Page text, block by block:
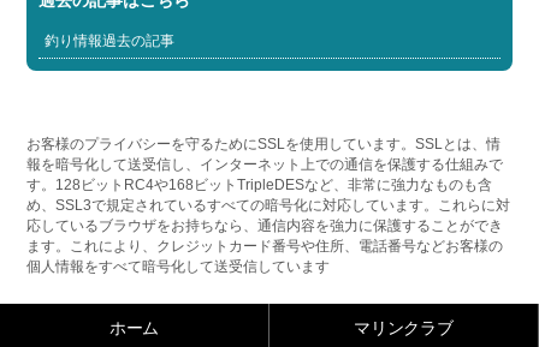
釣り情報過去の記事
お客様のプライバシーを守るためにSSLを使用しています。SSLとは、情
報を暗号化して送受信し、インターネット上での通信を保護する仕組みで
す。128ビットRC4や168ビットTripleDESなど、非常に強力なものも含
め、SSL3で規定されているすべての暗号化に対応しています。これらに対
応しているブラウザをお持ちなら、通信内容を強力に保護することができ
ます。これにより、クレジットカード番号や住所、電話番号などお客様の
個人情報をすべて暗号化して送受信しています
ホーム マリンクラブ